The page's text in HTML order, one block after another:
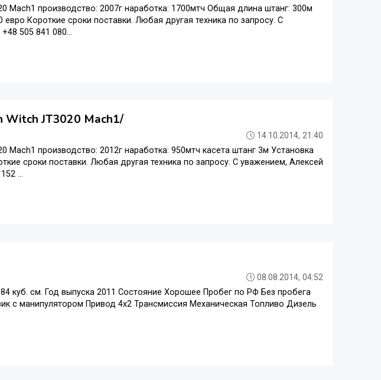
Mach1 производство: 2007г наработка: 1700мтч Общая длина штанг: 300м
Короткие сроки поставки. Любая другая техника по запросу. С
505 841 080...
Witch JT3020 Mach1/
14.10.2014, 21:40
Mach1 производство: 2012г наработка: 950мтч касета штанг 3м Установка
сроки поставки. Любая другая техника по запросу. С уважением, Алексей
...
08.08.2014, 04:52
куб. см. Год выпуска 2011 Состояние Хорошее Пробег по РФ Без пробега
с манипулятором Привод 4x2 Трансмиссия Механическая Топливо Дизель